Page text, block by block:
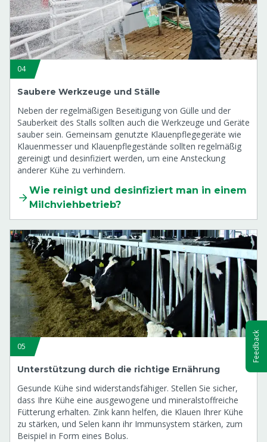
04
Saubere Werkzeuge und Ställe
Neben der regelmäßigen Beseitigung von Gülle und der
Sauberkeit des Stalls sollten auch die Werkzeuge und Geräte
sauber sein. Gemeinsam genutzte Klauenpflegegeräte wie
Klauenmesser und Klauenpflegestände sollten regelmäßig
gereinigt und desinfiziert werden, um eine Ansteckung
anderer Kühe zu verhindern.
Wie reinigt und desinfiziert man in einem
Milchviehbetrieb?
05
Unterstützung durch die richtige Ernährung
Gesunde Kühe sind widerstandsfähiger. Stellen Sie sicher,
dass Ihre Kühe eine ausgewogene und mineralstoffreiche
Fütterung erhalten. Zink kann helfen, die Klauen Ihrer Kühe
zu stärken, und Selen kann ihr Immunsystem stärken, zum
Beispiel in Form eines Bolus.
Feedback